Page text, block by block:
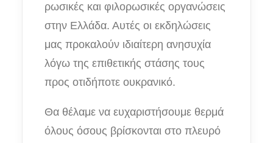
ρωσικές και φιλορωσικές οργανώσεις
στην Ελλάδα. Αυτές οι εκδηλώσεις
μας προκαλούν ιδιαίτερη ανησυχία
λόγω της επιθετικής στάσης τους
προς οτιδήποτε ουκρανικό.
Θα θέλαμε να ευχαριστήσουμε θερμά
όλους όσους βρίσκονται στο πλευρό